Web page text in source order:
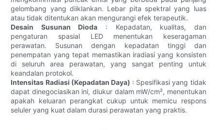
gelombang yang diiklankan. Lebar pita spektral yang luas
atau tidak ditentukan akan mengurangi efek terapeutik.
Desain Susunan Dioda : Kepadatan, kualitas, dan
pengaturan spasial LED menentukan keseragaman
perawatan. Susunan dengan kepadatan tinggi dan
penempatan yang tepat memastikan iradiasi yang konsisten
di seluruh area perawatan, yang sangat penting untuk
keandalan protokol.
Intensitas Radiasi (Kepadatan Daya) : Spesifikasi yang tidak
dapat dinegociasikan ini, diukur dalam mW/cm², menentukan
apakah keluaran perangkat cukup untuk memicu respons
seluler yang kuat dalam durasi perawatan yang praktis.